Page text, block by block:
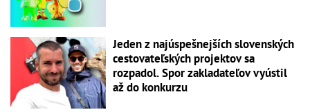
Jeden z najúspešnejších slovenských
cestovateľských projektov sa
rozpadol. Spor zakladateľov vyústil
až do konkurzu